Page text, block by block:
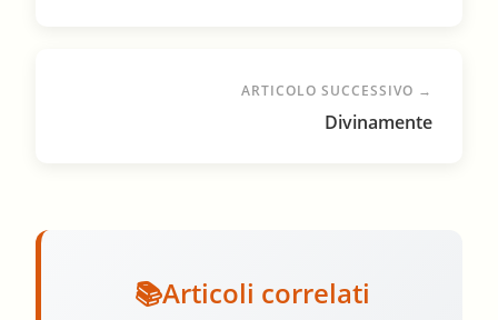
ARTICOLO SUCCESSIVO →
Divinamente
Articoli correlati